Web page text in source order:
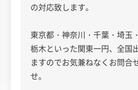
の対応致します。
東京都・神奈川・千葉・埼玉
栃木といった関東一円、全国
ますのでお気兼ねなくお問合
せ。